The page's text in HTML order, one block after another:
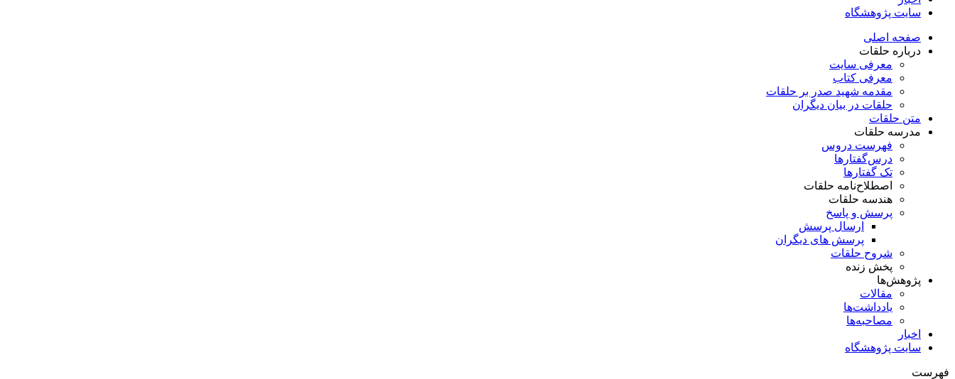
سایت پژوهشگاه
صفحه اصلی
درباره حلقات
معرفی سایت
معرفی کتاب
مقدمه شهید صدر بر حلقات
حلقات در بیان دیگران
متن حلقات
مدرسه حلقات
فهرست دروس
درس‌گفتار‌ها
تک گفتارها
اصطلاح‌نامه حلقات
هندسه حلقات
پرسش و پاسخ
ارسال پرسش
پرسش های دیگران
شروح حلقات
پخش زنده
پژوهش‌ها
مقالات
یادداشت‌ها
مصاحبه‌ها
اخبار
سایت پژوهشگاه
فهرست